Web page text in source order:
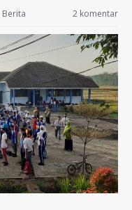
Berita 2 komentar